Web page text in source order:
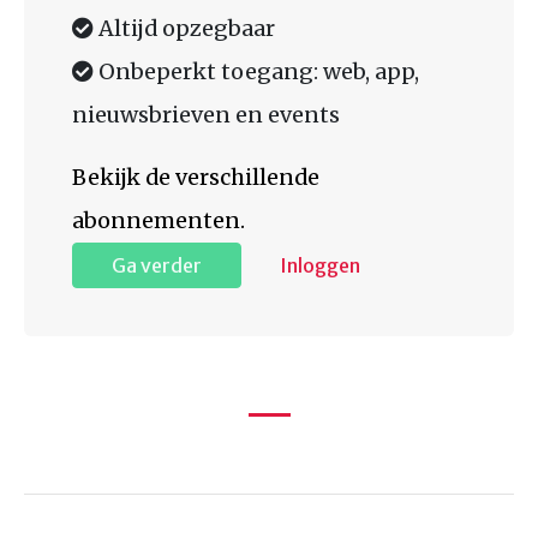
Altijd opzegbaar
Onbeperkt toegang: web, app,
nieuwsbrieven en events
Bekijk de verschillende
abonnementen.
Ga verder Inloggen